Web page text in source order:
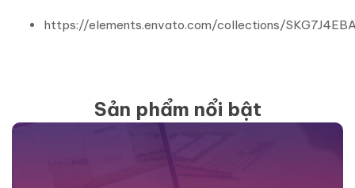
https://elements.envato.com/collections/
Sản phẩm nổi bật